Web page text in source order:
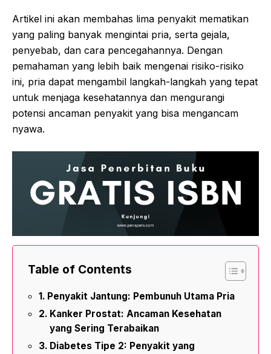
Artikel ini akan membahas lima penyakit mematikan
yang paling banyak mengintai pria, serta gejala,
penyebab, dan cara pencegahannya. Dengan
pemahaman yang lebih baik mengenai risiko-risiko
ini, pria dapat mengambil langkah-langkah yang tepat
untuk menjaga kesehatannya dan mengurangi
potensi ancaman penyakit yang bisa mengancam
nyawa.
Table of Contents
Penyakit Jantung: Pembunuh Utama Pria
Kanker Prostat: Ancaman Kesehatan
yang Sering Terabaikan
Diabetes Tipe 2: Penyakit yang